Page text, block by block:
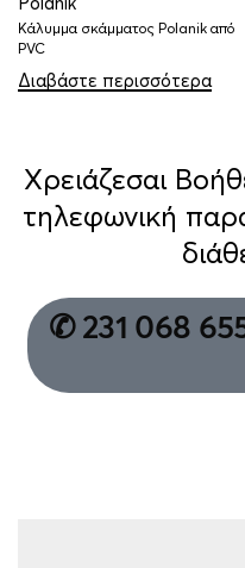
Κάλυμμα σκάμματος Polanik από
PVC
Διαβάστε περισσότερα
Χρειάζεσαι
τηλεφωνική
✆ 231 068